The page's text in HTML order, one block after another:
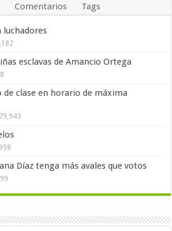
Comentarios Tags
luchadores
esclavas de Amancio Ortega
de clase en horario de máxima
Díaz tenga más avales que votos